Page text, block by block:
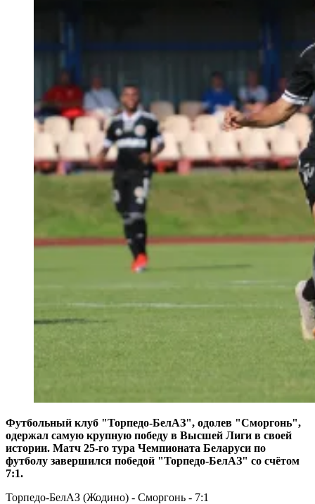
Футбольный клуб "Торпедо-БелАЗ", одолев "Сморгонь",
одержал самую крупную победу в Высшей Лиги в своей
истории. Матч 25-го тура Чемпионата Беларуси по
футболу завершился победой "Торпедо-БелАЗ" со счётом
7:1.
Торпедо-БелАЗ (Жодино) - Сморгонь - 7:1